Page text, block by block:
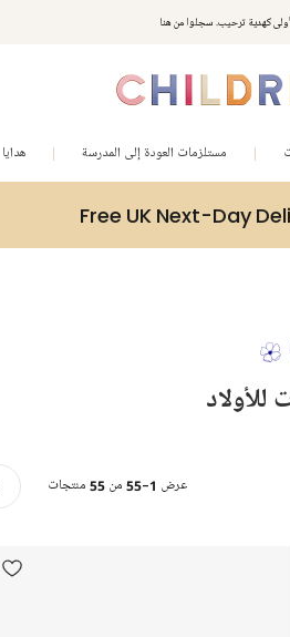
مستلزمات العودة إلى المدرسة هدايا
Free UK Next-Day
للأولاد
عرض 1-55 من 55 منتجات